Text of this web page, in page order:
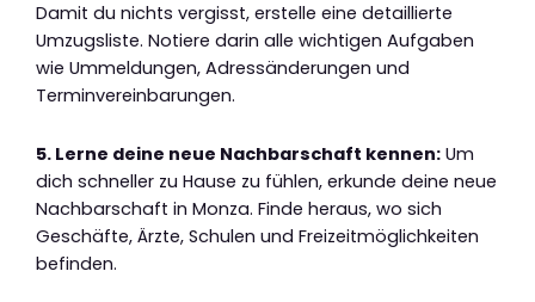
Damit du nichts vergisst, erstelle eine detaillierte
Umzugsliste. Notiere darin alle wichtigen Aufgaben
wie Ummeldungen, Adressänderungen und
Terminvereinbarungen.
5. Lerne deine neue Nachbarschaft kennen: Um
dich schneller zu Hause zu fühlen, erkunde deine neue
Nachbarschaft in Monza. Finde heraus, wo sich
Geschäfte, Ärzte, Schulen und Freizeitmöglichkeiten
befinden.